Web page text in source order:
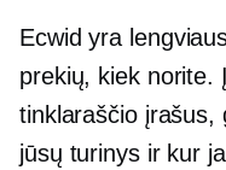
Ecwid yra
prekių, kiek norite.
tinklaraščio įrašus,
jūsų turinys ir kur